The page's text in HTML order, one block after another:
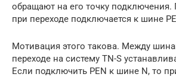
обращают на его точку подключения.
при переходе подключается к шине РЕ
Мотивация этого такова. Между
переходе на систему TN-S
Если подключить PEN к шине N, то